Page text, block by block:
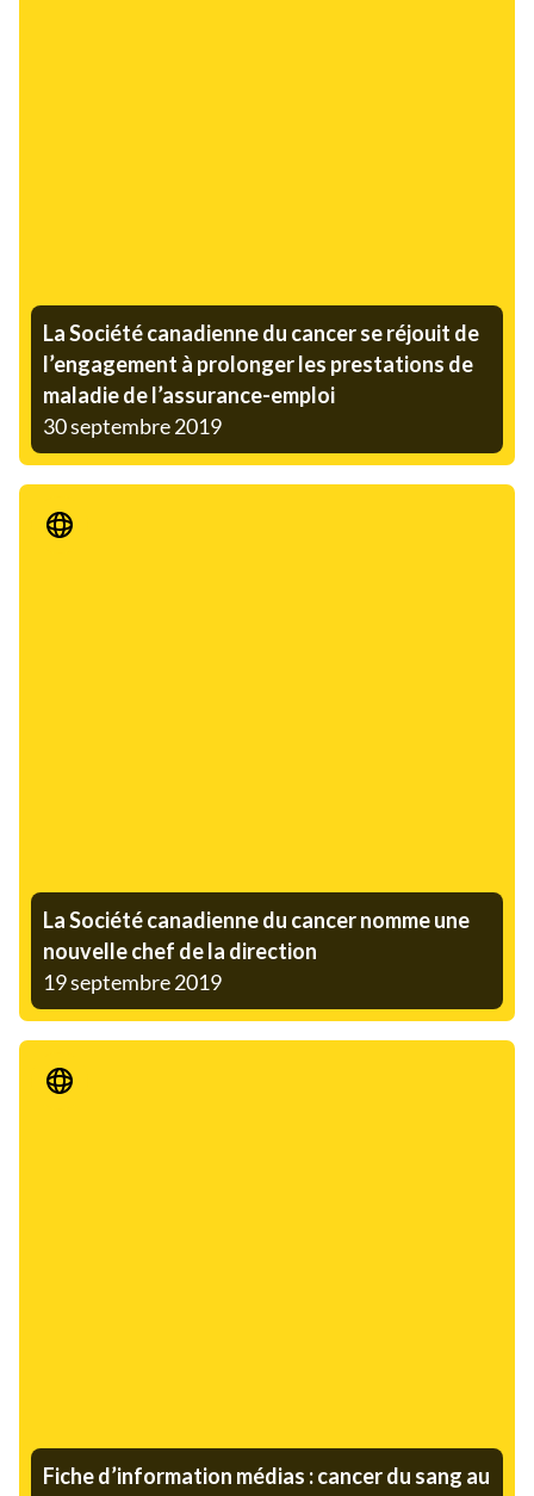
La Société canadienne du cancer se réjouit de
l’engagement à prolonger les prestations de
maladie de l’assurance-emploi
30 septembre 2019
Communiqué de presse
La Société canadienne du cancer nomme une
nouvelle chef de la direction
19 septembre 2019
Communiqué de presse
Fiche d’information médias : cancer du sang au